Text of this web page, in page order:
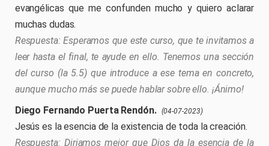
evangélicas que me confunden mucho y quiero aclarar
muchas dudas.
Esperamos que este curso, que te invitamos a
leer hasta el final, te ayude en ello. Tenemos una sección
del curso (la 5.5) que introduce a ese tema en concreto,
aunque mucho más se puede hablar sobre ello. ¡Ánimo!
Diego Fernando Puerta Rendón.
(04-07-2023)
Jesús es la esencia de la existencia de toda la creación.
Diriamos mejor que Dios da la esencia de la